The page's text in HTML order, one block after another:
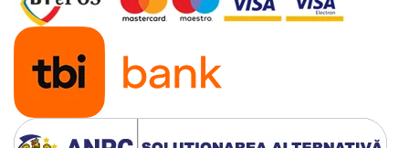
Lumina (Becuri si Lanterne)
Laptop & PC accesorii, baterii,
cabluri USB, prelungitoare USB
Cablu de date si Adaptoare
Solutii solare portabile
Lichidare de stoc